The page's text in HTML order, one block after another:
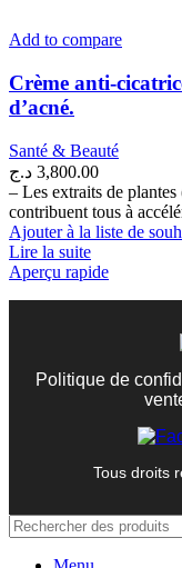
Add to compare
Crème anti-
d’acné.
Santé & Beauté
3,800.00 د.ج
– Les extraits de
contribuent tous à
Ajouter à la liste de
Lire la suite
Aperçu rapide
Politique de
Tous droits